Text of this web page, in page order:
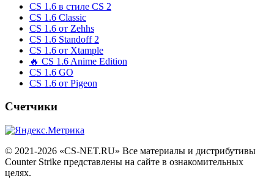
CS 1.6 в стиле CS 2
CS 1.6 Classic
CS 1.6 от Zehhs
CS 1.6 Standoff 2
CS 1.6 от Xtample
🔥 CS 1.6 Anime Edition
CS 1.6 GO
CS 1.6 от Pigeon
Счетчики
© 2021-2026 «CS-NET.RU» Все материалы и дистрибутивы
Counter Strike представлены на сайте в ознакомительных
целях.